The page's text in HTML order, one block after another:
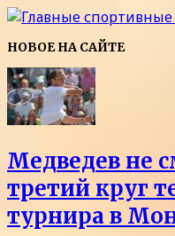
НОВОЕ НА САЙТЕ
Медведев не
третий круг
турнира в